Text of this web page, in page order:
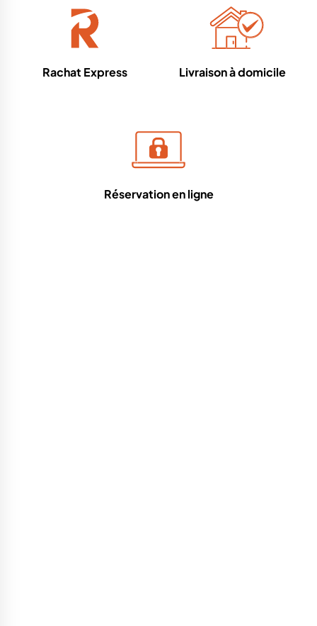
Rachat Express Livraison à domicile
Réservation en ligne